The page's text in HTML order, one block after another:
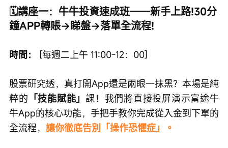
🗓️講座一：牛牛投資速成班——新手上路!30分
鐘APP轉賬→睇盤→落單全流程!
時間： [每週二上午 11:00-12：00]
股票研究透，真打開App還是兩眼一抹黑？本場是純
粹的 「技能賦能」課！我們將直接投屏演示富途牛
牛App的核心功能，手把手教你完成從入金到下單的
全流程， 讓你徹底告別「操作恐懼症」。